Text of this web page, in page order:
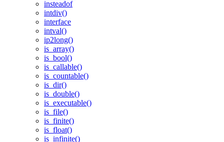
insteadof
intdiv()
interface
intval()
ip2long()
is_array()
is_bool()
is_callable()
is_countable()
is_dir()
is_double()
is_executable()
is_file()
is_finite()
is_float()
is_infinite()